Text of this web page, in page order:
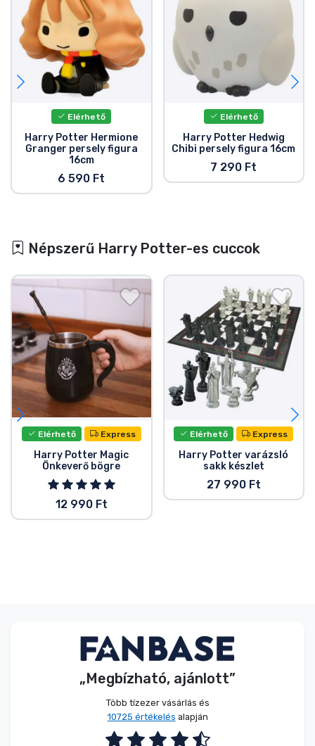
Elérhető
Harry Potter Hermione
Granger persely figura
16cm
6 590 Ft
Elérhető
Harry Potter Hedwig
Chibi persely figura 16cm
7 290 Ft
Népszerű Harry Potter-es cuccok
Elérhető Express
Harry Potter Magic
Önkeverő bögre
12 990 Ft
Elérhető Express
Harry Potter varázsló
sakk készlet
27 990 Ft
„Megbízható, ajánlott”
Több tízezer vásárlás és
10725 értékelés alapján